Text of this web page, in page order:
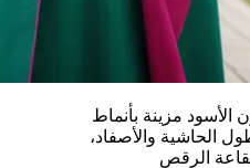
الأسود مزينة بأنماط
الحاشية والأصفاد،
الرقص